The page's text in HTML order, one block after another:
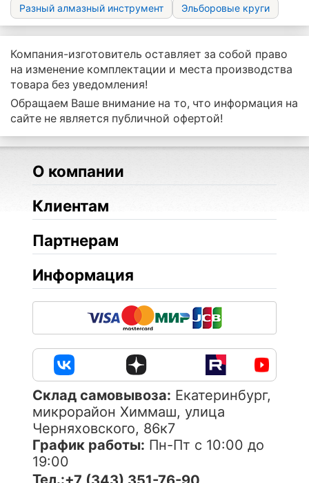
Разный алмазный инструмент
Эльборовые круги
Компания-изготовитель оставляет за собой право
на изменение комплектации и места производства
товара без уведомления!
Обращаем Ваше внимание на то, что информация на
сайте не является публичной офертой!
О компании
Клиентам
Партнерам
Информация
Cклад самовывоза: Екатеринбург,
микрорайон Химмаш, улица
Черняховского, 86к7
График работы: Пн-Пт с 10:00 до
19:00
Тел.: